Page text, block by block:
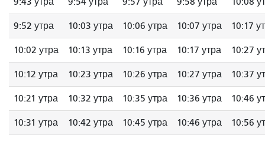
9:52 утра 10:03 утра 10:06 утра 10:07 утра 10:17
10:02 утра 10:13 утра 10:16 утра 10:17 утра 10:27
10:12 утра 10:23 утра 10:26 утра 10:27 утра 10:37
10:21 утра 10:32 утра 10:35 утра 10:36 утра 10:46
10:31 утра 10:42 утра 10:45 утра 10:46 утра 10:56